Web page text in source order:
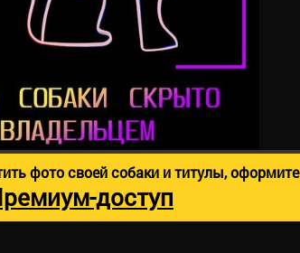
фото своей собаки и титулы, оформите
доступ